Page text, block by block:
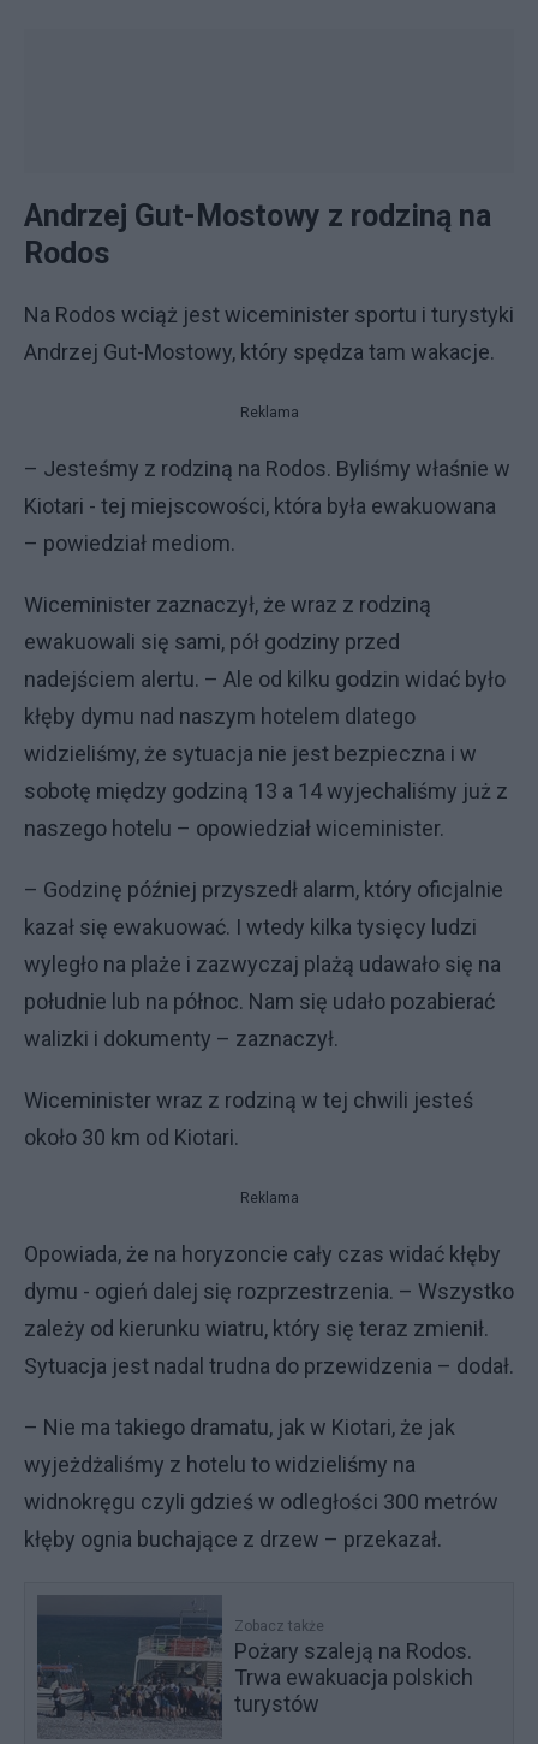
Andrzej Gut-Mostowy z rodziną na
Rodos
Na Rodos wciąż jest wiceminister sportu i turystyki
Andrzej Gut-Mostowy, który spędza tam wakacje.
Reklama
– Jesteśmy z rodziną na Rodos. Byliśmy właśnie w
Kiotari - tej miejscowości, która była ewakuowana
– powiedział mediom.
Wiceminister zaznaczył, że wraz z rodziną
ewakuowali się sami, pół godziny przed
nadejściem alertu. – Ale od kilku godzin widać było
kłęby dymu nad naszym hotelem dlatego
widzieliśmy, że sytuacja nie jest bezpieczna i w
sobotę między godziną 13 a 14 wyjechaliśmy już z
naszego hotelu – opowiedział wiceminister.
– Godzinę później przyszedł alarm, który oficjalnie
kazał się ewakuować. I wtedy kilka tysięcy ludzi
wyległo na plaże i zazwyczaj plażą udawało się na
południe lub na północ. Nam się udało pozabierać
walizki i dokumenty – zaznaczył.
Wiceminister wraz z rodziną w tej chwili jesteś
około 30 km od Kiotari.
Reklama
Opowiada, że na horyzoncie cały czas widać kłęby
dymu - ogień dalej się rozprzestrzenia. – Wszystko
zależy od kierunku wiatru, który się teraz zmienił.
Sytuacja jest nadal trudna do przewidzenia – dodał.
– Nie ma takiego dramatu, jak w Kiotari, że jak
wyjeżdżaliśmy z hotelu to widzieliśmy na
widnokręgu czyli gdzieś w odległości 300 metrów
kłęby ognia buchające z drzew – przekazał.
Zobacz także
Pożary szaleją na Rodos.
Trwa ewakuacja polskich
turystów